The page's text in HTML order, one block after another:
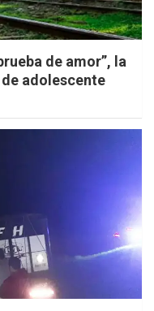
de amor”, la
adolescente